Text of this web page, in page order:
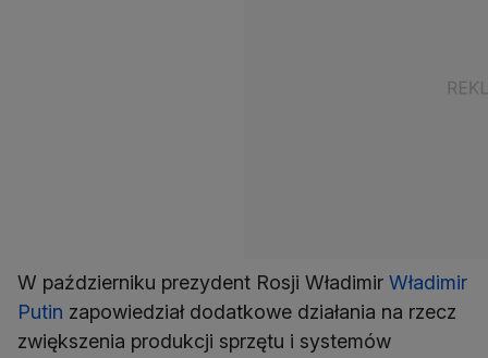
W październiku prezydent Rosji Władimir Władimir
Putin zapowiedział dodatkowe działania na rzecz
zwiększenia produkcji sprzętu i systemów